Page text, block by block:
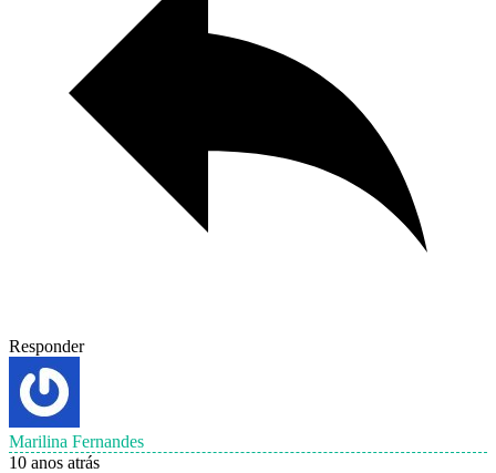
Responder
Marilina Fernandes
10 anos atrás